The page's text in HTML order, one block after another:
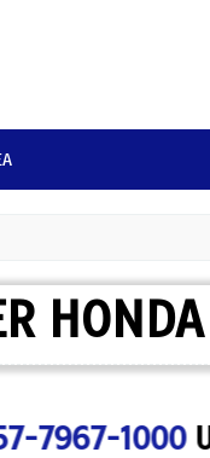
1000UNTUK